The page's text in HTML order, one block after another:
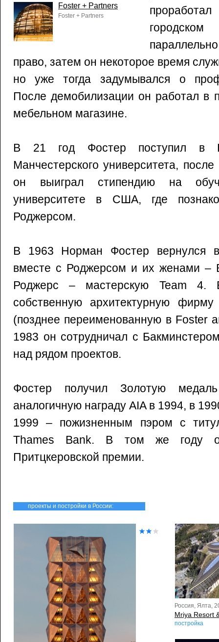
Foster + Partners
Foster + Partners
право, затем он некоторое время
но уже тогда задумывался о
После демобилизации он работал в
мебельном магазине.
В 21 год Фостер поступил в
Манчестерского университета,
он выиграл стипендию на
университете в США, где
Роджерсом.
В 1963 Норман Фостер вернулся
вместе с Роджерсом и их женами –
Роджерс – мастерскую Team
собственную архитектурную
(позднее переименованную в Foster
1983 он сотрудничал с
над рядом проектов.
Фостер получил Золотую
аналогичную награду AIA в 1994, в
1999 – пожизненным пэром с
Thames Bank. В том же году
Притцкеровской премии.
проекты и постройки в России:
Россия, Ялта,
Mriya Resort
постройка